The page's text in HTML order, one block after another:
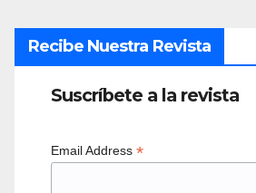
Recibe Nuestra Revista
Suscríbete a la revista
Email Address *